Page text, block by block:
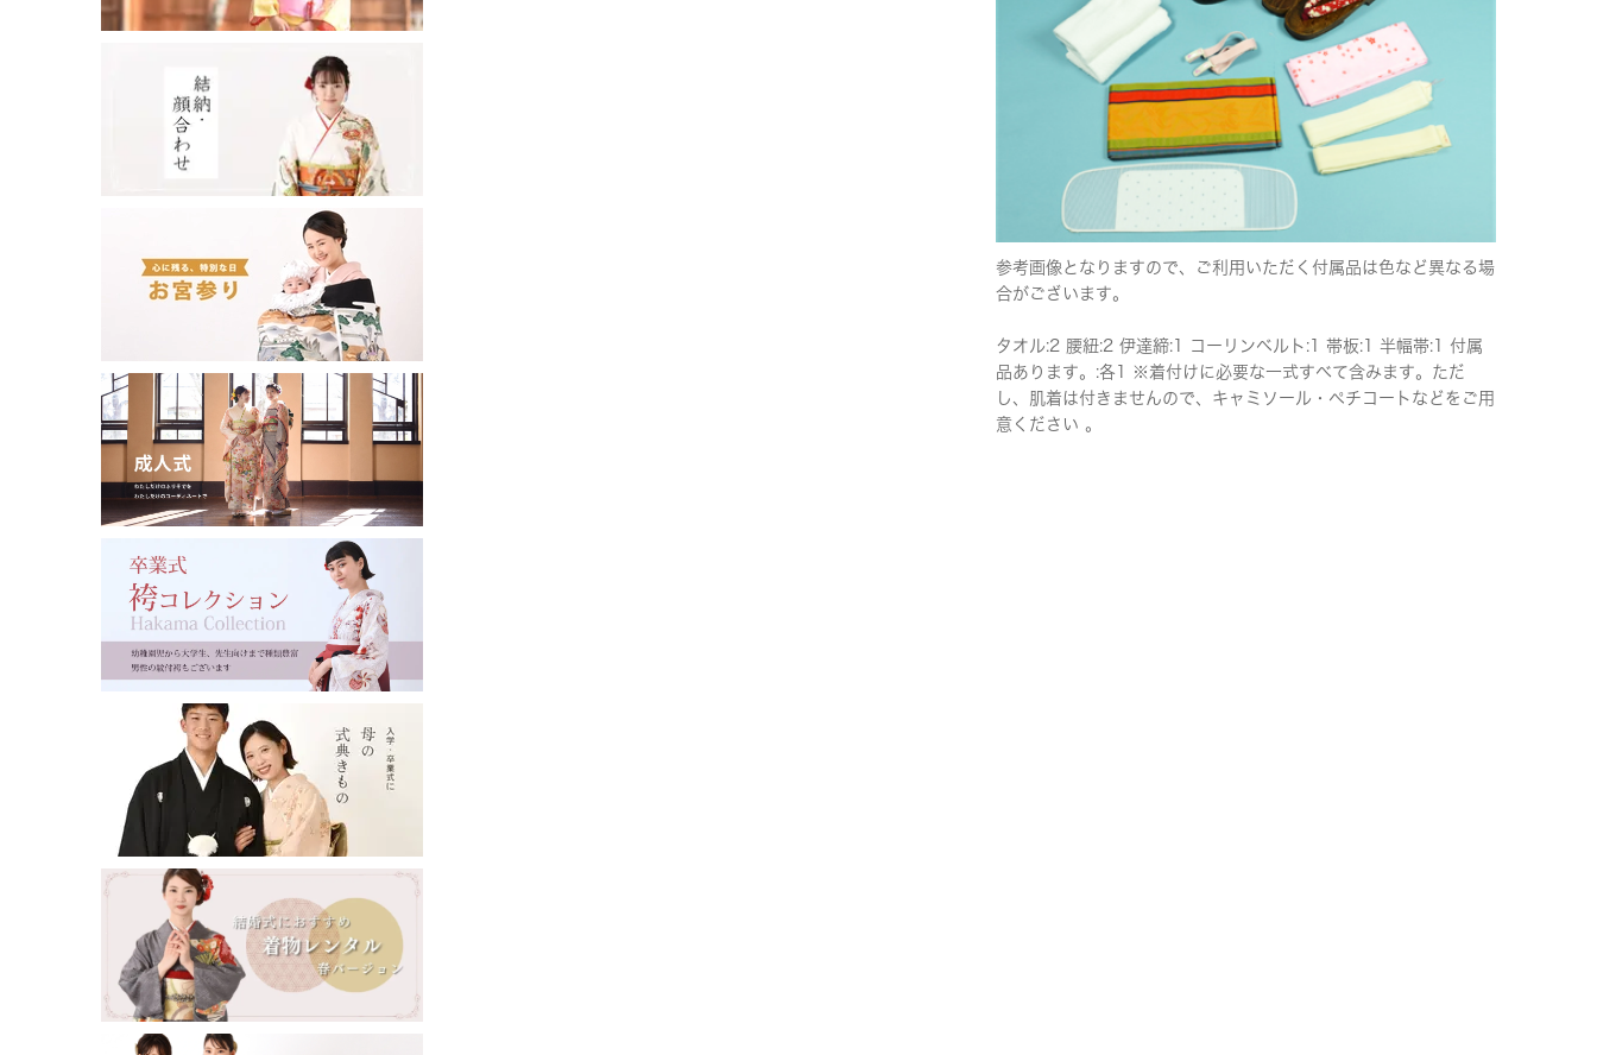
参考画像となりますので、ご利用いただく付属品は色など異なる場
合がございます。
タオル:2 腰紐:2 伊達締:1 コーリンベルト:1 帯板:1 半幅帯:1 付属
品あります。:各1 ※着付けに必要な一式すべて含みます。ただ
し、肌着は付きませんので、キャミソール・ペチコートなどをご用
意ください 。